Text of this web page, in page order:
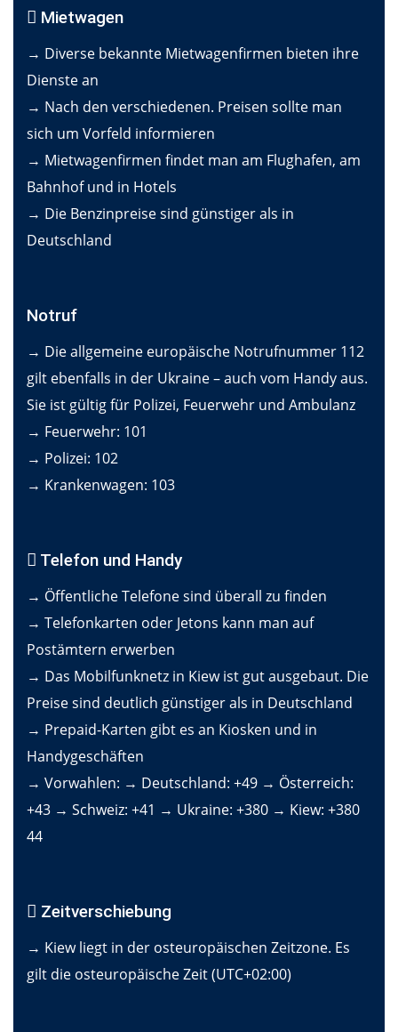
Mietwagen
→ Diverse bekannte Mietwagenfirmen bieten ihre
Dienste an
→ Nach den verschiedenen. Preisen sollte man
sich um Vorfeld informieren
→ Mietwagenfirmen findet man am Flughafen, am
Bahnhof und in Hotels
→ Die Benzinpreise sind günstiger als in
Deutschland
Notruf
→ Die allgemeine europäische Notrufnummer 112
gilt ebenfalls in der Ukraine – auch vom Handy aus.
Sie ist gültig für Polizei, Feuerwehr und Ambulanz
→ Feuerwehr: 101
→ Polizei: 102
→ Krankenwagen: 103
Telefon und Handy
→ Öffentliche Telefone sind überall zu finden
→ Telefonkarten oder Jetons kann man auf
Postämtern erwerben
→ Das Mobilfunknetz in Kiew ist gut ausgebaut. Die
Preise sind deutlich günstiger als in Deutschland
→ Prepaid-Karten gibt es an Kiosken und in
Handygeschäften
→ Vorwahlen: → Deutschland: +49 → Österreich:
+43 → Schweiz: +41 → Ukraine: +380 → Kiew: +380
44
Zeitverschiebung
→ Kiew liegt in der osteuropäischen Zeitzone. Es
gilt die osteuropäische Zeit (UTC+02:00)